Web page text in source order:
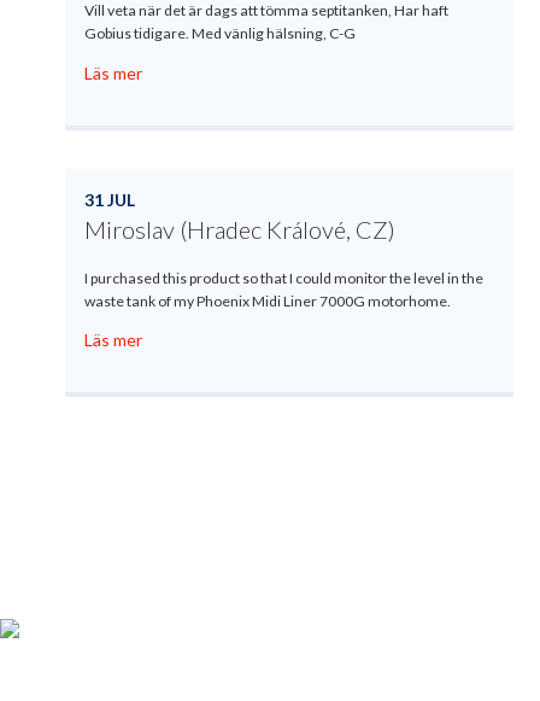
Vill veta när det är dags att tömma septitanken, Har haft
Gobius tidigare. Med vänlig hälsning, C-G
Läs mer
31 JUL
Miroslav (Hradec Králové, CZ)
I purchased this product so that I could monitor the level in the
waste tank of my Phoenix Midi Liner 7000G motorhome.
Läs mer